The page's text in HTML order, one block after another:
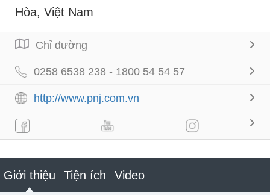
Hòa, Việt Nam
Chỉ đường
0258 6538 238 - 1800 54 54 57
http://www.pnj.com.vn
Giới thiệu Tiện ích Video